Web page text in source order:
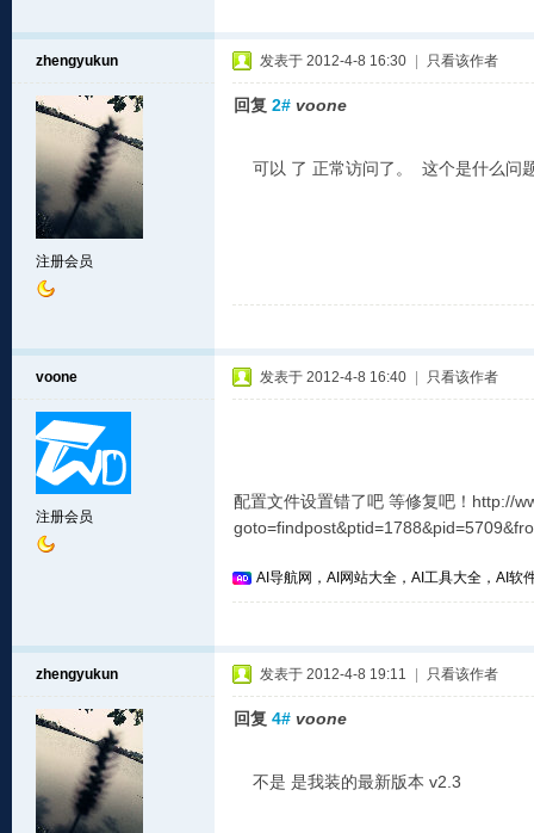
zhengyukun
注册会员
发表于 2012-4-8 16:30 只看该作者
回复 2# voone
可以 了 正常访问了。 这个是什么问
voone
注册会员
发表于 2012-4-8 16:40 只看该作者
配置文件设置错了吧 等修复吧！http://
AI导航网，AI网站大全，AI工具大全，AI软
zhengyukun 发表于 2012-4-8 19:11 只看该作者
回复 4# voone
不是 是我装的最新版本 v2.3